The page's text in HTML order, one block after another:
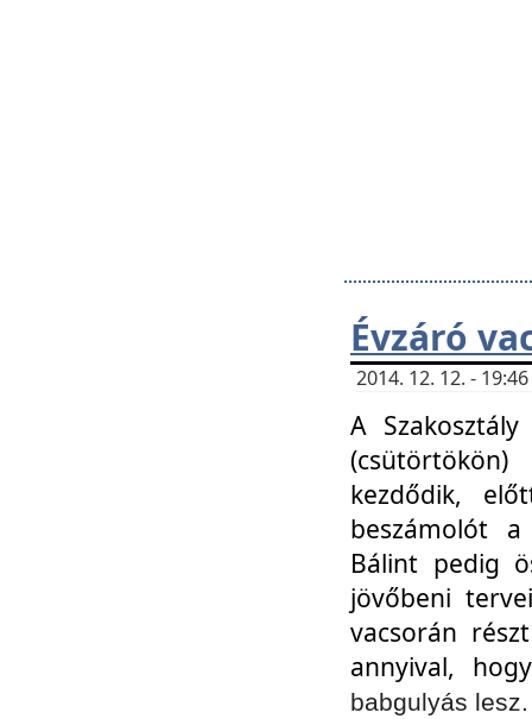
Évzáró
2014. 12. 12. -
A
kezdődik,
beszámolót
Bálint pedig
jövőbeni
vacsorán
annyival,
babgulyás